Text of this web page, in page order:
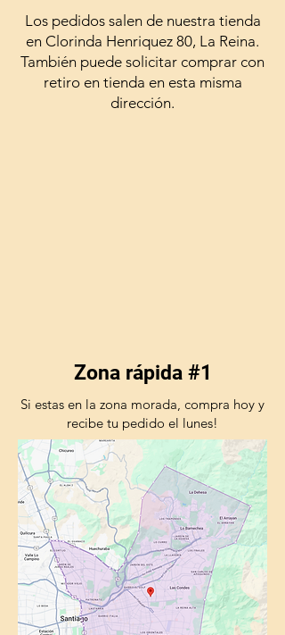
Los pedidos salen de nuestra tienda
en Clorinda Henriquez 80, La Reina.
También puede solicitar comprar con
retiro en tienda en esta misma
dirección.
Zona rápida #1
Si estas en la zona morada, compra hoy y
recibe tu pedido el lunes!